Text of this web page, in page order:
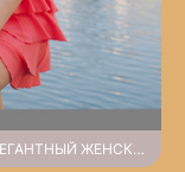
ЗОЛОТОЙ ЧАС В THE LAND OF LEGENDS ЭЛЕГАНТНЫЙ ЖЕНСКИЙ ПОРТРЕТ